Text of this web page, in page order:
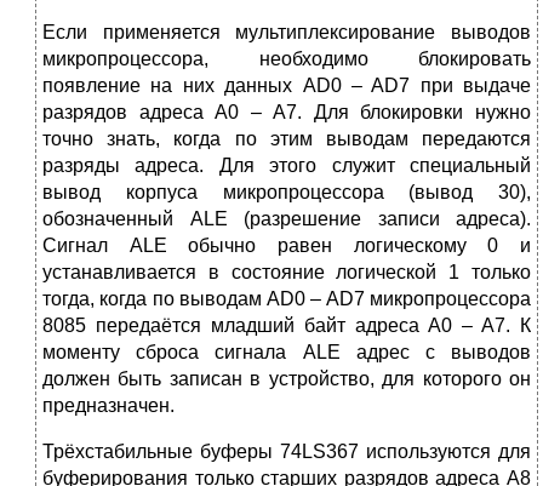
Если применяется мультиплексирование выводов
микропроцессора, необходимо блокировать
появление на них данных AD0 – AD7 при выдаче
разрядов адреса A0 – A7. Для блокировки нужно
точно знать, когда по этим выводам передаются
разряды адреса. Для этого служит специальный
вывод корпуса микропроцессора (вывод 30),
обозначенный ALE (разрешение записи адреса).
Сигнал ALE обычно равен логическому 0 и
устанавливается в состояние логической 1 только
тогда, когда по выводам AD0 – AD7 микропроцессора
8085 передаётся младший байт адреса A0 – A7. К
моменту сброса сигнала ALE адрес с выводов
должен быть записан в устройство, для которого он
предназначен.
Трёхстабильные буферы 74LS367 используются для
буферирования только старших разрядов адреса A8